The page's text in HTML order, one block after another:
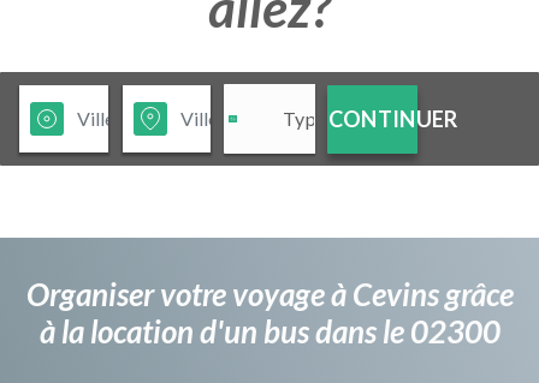
CONTINUER
Organiser votre voyage à Cevins grâce
à la location d'un bus dans le 02300